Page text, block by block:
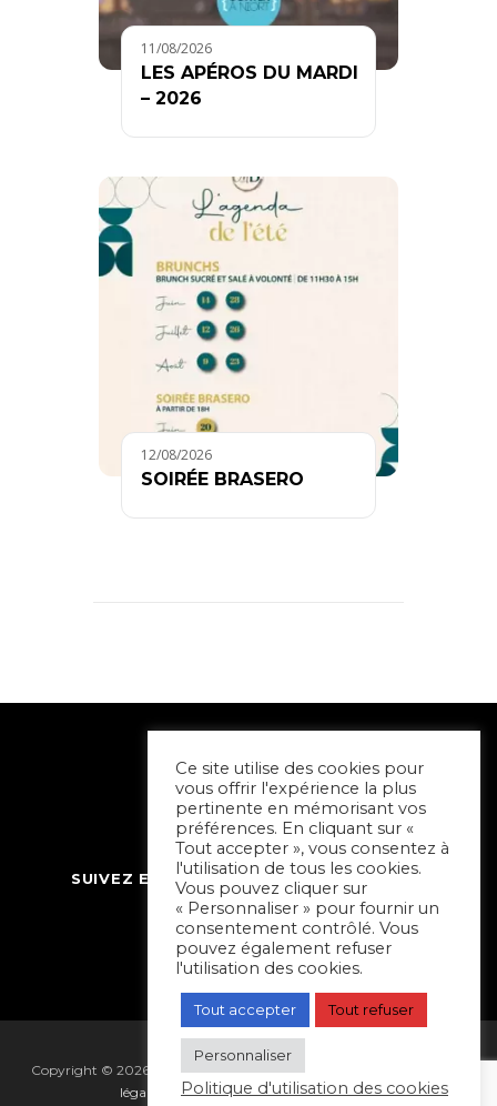
11/08/2026
LES APÉROS DU MARDI
– 2026
12/08/2026
SOIRÉE BRASERO
SUIVEZ ET CONTACTEZ SORTIR À NIORT
Copyright © 2026 Sortir à Niort | réalisé par
légales
Gestion des cookies|Plan du site
Ce site utilise des cookies pour
vous offrir l'expérience la plus
pertinente en mémorisant vos
préférences. En cliquant sur «
Tout accepter », vous consentez à
l'utilisation de tous les cookies.
Vous pouvez cliquer sur
« Personnaliser » pour fournir un
consentement contrôlé. Vous
pouvez également refuser
l'utilisation des cookies.
Tout accepter Tout refuser
Personnaliser
Politique d'utilisation des cookies